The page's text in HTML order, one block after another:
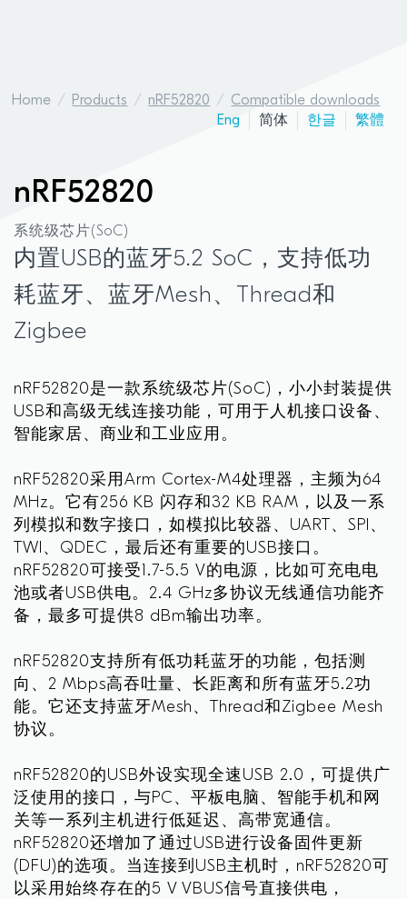
Home Products nRF52820
Compatible downloads
Eng
简体 한글 繁體
nRF52820
系统级芯片(SoC)
内置USB的蓝牙5.2 SoC，支持低功
耗蓝牙、蓝牙Mesh、Thread和
Zigbee
nRF52820是一款系统级芯片(SoC)，小小封装提供
USB和高级无线连接功能，可用于人机接口设备、
智能家居、商业和工业应用。
nRF52820采用Arm Cortex-M4处理器，主频为64
MHz。它有256 KB 闪存和32 KB RAM，以及一系
列模拟和数字接口，如模拟比较器、UART、SPI、
TWI、QDEC，最后还有重要的USB接口。
nRF52820可接受1.7-5.5 V的电源，比如可充电电
池或者USB供电。2.4 GHz多协议无线通信功能齐
备，最多可提供8 dBm输出功率。
nRF52820支持所有低功耗蓝牙的功能，包括测
向、2 Mbps高吞吐量、长距离和所有蓝牙5.2功
能。它还支持蓝牙Mesh、Thread和Zigbee Mesh
协议。
nRF52820的USB外设实现全速USB 2.0，可提供广
泛使用的接口，与PC、平板电脑、智能手机和网
关等一系列主机进行低延迟、高带宽通信。
nRF52820还增加了通过USB进行设备固件更新
(DFU)的选项。当连接到USB主机时，nRF52820可
以采用始终存在的5 V VBUS信号直接供电，